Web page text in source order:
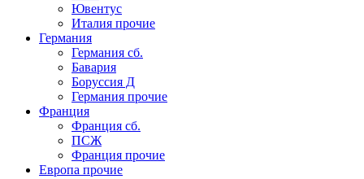
Ювентус
Италия прочие
Германия
Германия сб.
Бавария
Боруссия Д
Германия прочие
Франция
Франция сб.
ПСЖ
Франция прочие
Европа прочие